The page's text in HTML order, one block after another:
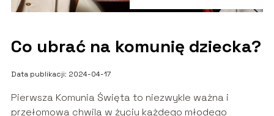
Co ubrać na komunię dziecka?
Data publikacji: 2024-04-17
Pierwsza Komunia Święta to niezwykle ważna i
przełomowa chwila w życiu każdego młodego